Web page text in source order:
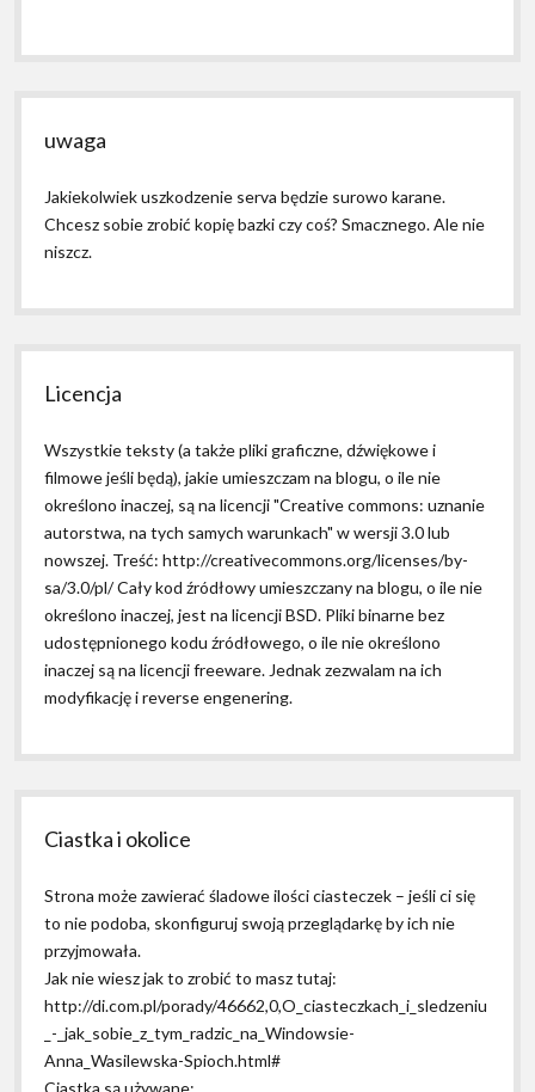
uwaga
Jakiekolwiek uszkodzenie serva będzie surowo karane.
Chcesz sobie zrobić kopię bazki czy coś? Smacznego. Ale nie
niszcz.
Licencja
Wszystkie teksty (a także pliki graficzne, dźwiękowe i
filmowe jeśli będą), jakie umieszczam na blogu, o ile nie
określono inaczej, są na licencji "Creative commons: uznanie
autorstwa, na tych samych warunkach" w wersji 3.0 lub
nowszej. Treść: http://creativecommons.org/licenses/by-
sa/3.0/pl/ Cały kod źródłowy umieszczany na blogu, o ile nie
określono inaczej, jest na licencji BSD. Pliki binarne bez
udostępnionego kodu źródłowego, o ile nie określono
inaczej są na licencji freeware. Jednak zezwalam na ich
modyfikację i reverse engenering.
Ciastka i okolice
Strona może zawierać śladowe ilości ciasteczek – jeśli ci się
to nie podoba, skonfiguruj swoją przeglądarkę by ich nie
przyjmowała.
Jak nie wiesz jak to zrobić to masz tutaj:
http://di.com.pl/porady/46662,0,O_ciasteczkach_i_sledzeniu
_-_jak_sobie_z_tym_radzic_na_Windowsie-
Anna_Wasilewska-Spioch.html#
Ciastka są używane: